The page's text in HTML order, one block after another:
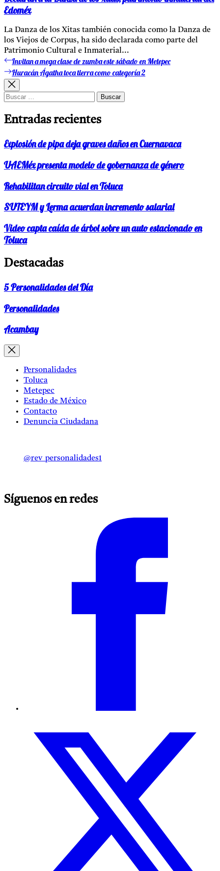
Edoméx
La Danza de los Xitas también conocida como la Danza de
los Viejos de Corpus, ha sido declarada como parte del
Patrimonio Cultural e Inmaterial...
Navegación
de
entradas
Entrada
anterior:
Invitan a mega clase de zumba este sábado en Metepec
Entrada
siguiente:
Huracán Ágatha toca tierra como categoría 2
Buscar:
Entradas recientes
Explosión de pipa deja graves daños en Cuernavaca
UAEMéx presenta modelo de gobernanza de género
Rehabilitan circuito vial en Toluca
SUTEYM y Lerma acuerdan incremento salarial
Video capta caída de árbol sobre un auto estacionado en
Toluca
Destacadas
5 Personalidades del Día
Personalidades
Acambay
Personalidades
Toluca
Metepec
Estado de México
Contacto
Denuncia Ciudadana
@rev_personalidades1
Síguenos en redes